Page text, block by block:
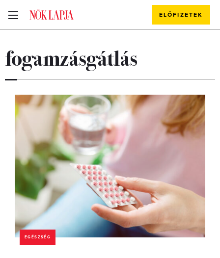
ELŐFIZETEK
fogamzásgátlás
EGÉSZSÉG